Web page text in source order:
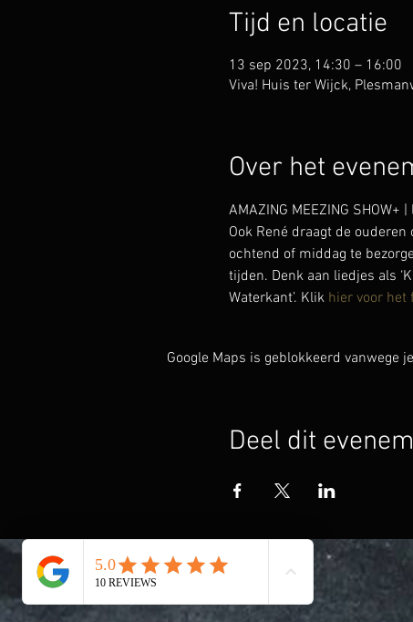
Tijd en locatie
13 sep 2023, 14:30 – 16:00
Viva! Huis ter Wijck,
Over het
AMAZING MEEZING
Ook René draagt de
ochtend of middag te
tijden. Denk aan liedjes als
Waterkant’. Klik hier voor het
Google Maps is geblokkeerd vanwege
Deel dit